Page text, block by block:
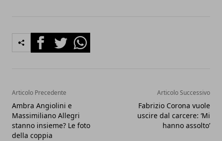
FacebookTwitterWhatsapp
Articolo Precedente
Ambra Angiolini e
Massimiliano Allegri
stanno insieme? Le foto
della coppia
Articolo Successivo
Fabrizio Corona vuole
uscire dal carcere: ‘Mi
hanno assolto’